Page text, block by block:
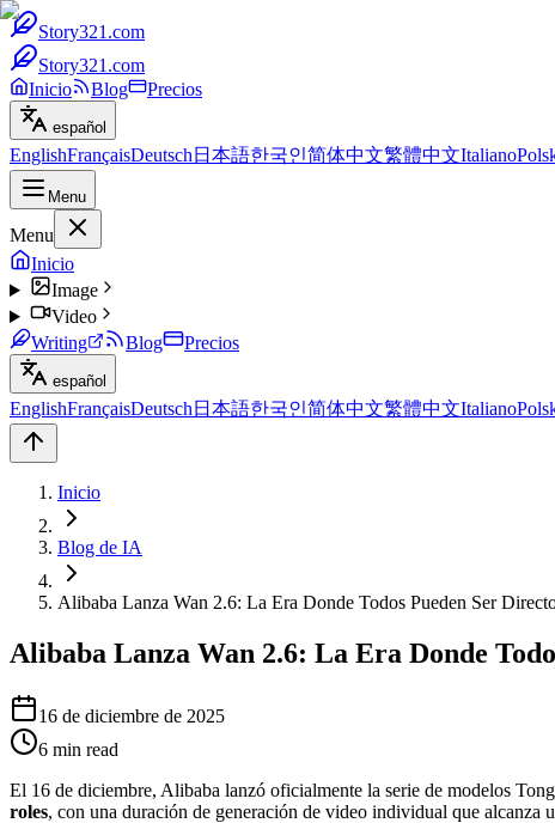
Story321.com
Story321.com
Inicio
Blog Precios
español
EnglishFrançaisDeutsch 日本語한국인简体中文繁體中文Italiano
Menu
Menu
Inicio
Image
Video
Writing
Blog Precios
español
EnglishFrançaisDeutsch 日本語한국인简体中文繁體中文Italiano
Inicio
Blog de IA
Alibaba Lanza Wan 2.6: La Era Donde Todos Pueden Ser
Alibaba Lanza Wan 2.6: La Era Donde
16 de diciembre de 2025
6 min read
El 16 de diciembre, Alibaba lanzó oficialmente la serie de modelos
roles, con una duración de generación de video individual que alcanza